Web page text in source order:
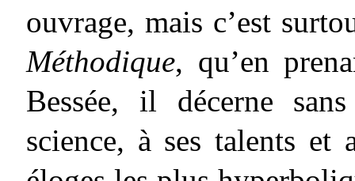
ouvrage, mais c’est
Méthodique, qu’en
Bessée, il décerne
science, à ses talents et